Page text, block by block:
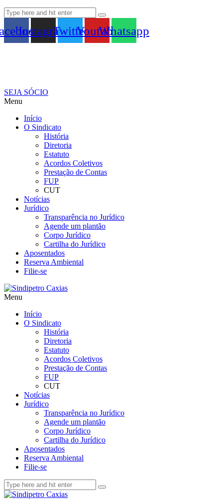
InstagramTwitterYoutubeWhatsapp
SEJA SÓCIO
Menu
Início
O Sindicato
História
Diretoria
Estatuto
Acordos Coletivos
Prestação de Contas
FUP
CUT
Notícias
Jurídico
Transparência no Jurídico
Agende um plantão
Corpo Jurídico
Cartilha do Jurídico
Aposentados
Reserva Ambiental
Filie-se
Menu
Início
O Sindicato
História
Diretoria
Estatuto
Acordos Coletivos
Prestação de Contas
FUP
CUT
Notícias
Jurídico
Transparência no Jurídico
Agende um plantão
Corpo Jurídico
Cartilha do Jurídico
Aposentados
Reserva Ambiental
Filie-se